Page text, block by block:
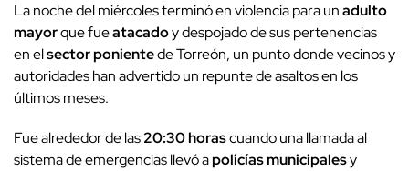
La noche del miércoles terminó en violencia para unadulto
mayorque fueatacadoy despojado de sus pertenencias
en elsector ponientede Torreón, un punto donde vecinos y
autoridades han advertido un repunte de asaltos en los
últimos meses.
Fue alrededor de las20:30 horascuando una llamada al
sistema de emergencias llevó apolicías municipalesy